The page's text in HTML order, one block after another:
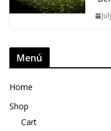
Menú
Home
Shop
Cart